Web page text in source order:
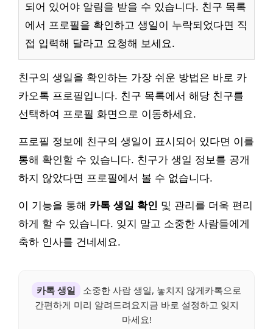
되어 있어야 알림을 받을 수 있습니다. 친구 목록
에서 프로필을 확인하고 생일이 누락되었다면 직
접 입력해 달라고 요청해 보세요.
친구의 생일을 확인하는 가장 쉬운 방법은 바로 카
카오톡 프로필입니다. 친구 목록에서 해당 친구를
선택하여 프로필 화면으로 이동하세요.
프로필 정보에 친구의 생일이 표시되어 있다면 이를
통해 확인할 수 있습니다. 친구가 생일 정보를 공개
하지 않았다면 프로필에서 볼 수 없습니다.
이 기능을 통해 카톡 생일 확인 및 관리를 더욱 편리
하게 할 수 있습니다. 잊지 말고 소중한 사람들에게
축하 인사를 건네세요.
카톡 생일
소중한 사람 생일, 놓치지 않게카톡으로
간편하게 미리 알려드려요지금 바로 설정하고 잊지
마세요!